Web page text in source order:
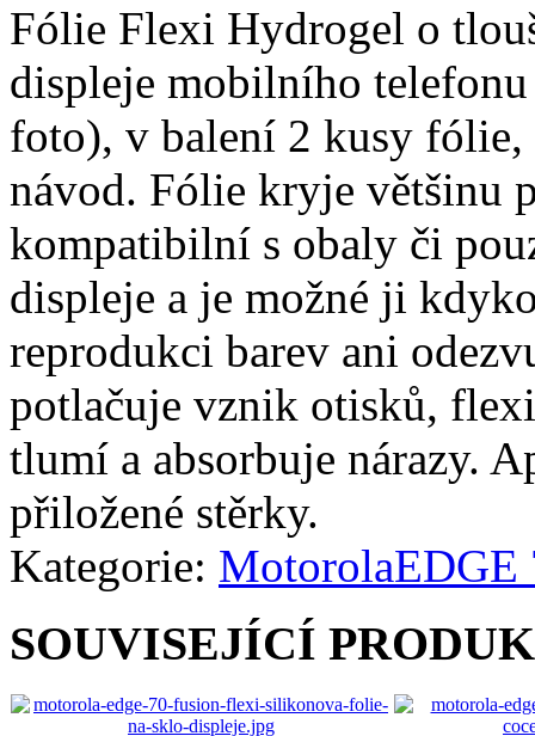
Fólie Flexi Hydrogel o
displeje mobilního
foto), v balení 2 kusy fólie,
návod. Fólie kryje většinu
kompatibilní s obaly či
displeje a je možné ji
reprodukci barev ani
potlačuje vznik otisků,
tlumí a absorbuje nárazy.
přiložené stěrky.
Kategorie: MotorolaEDGE
SOUVISEJÍCÍ